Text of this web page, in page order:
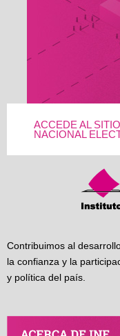
ACCEDE AL
NACIONAL
Contribuimos al
la confianza y la
y política del país.